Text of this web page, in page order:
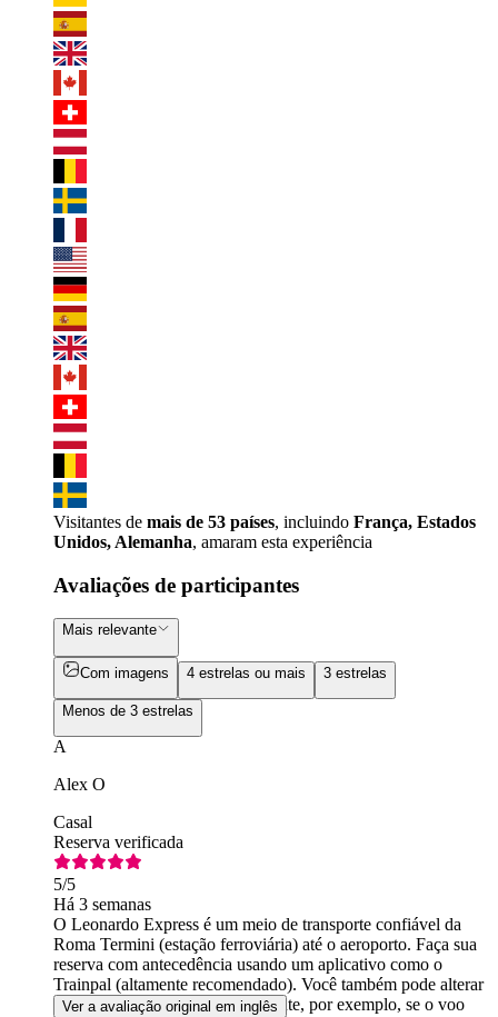
Visitantes de mais de 53 países, incluindo França, Estados
Unidos, Alemanha, amaram esta experiência
Avaliações de participantes
Mais relevante
Com imagens 4 estrelas ou mais 3 estrelas
Menos de 3 estrelas
A
Alex O
Casal
Reserva verificada
5/5
Há 3 semanas
O Leonardo Express é um meio de transporte confiável da
Roma Termini (estação ferroviária) até o aeroporto. Faça sua
reserva com antecedência usando um aplicativo como o
Trainpal (altamente recomendado). Você também pode alterar
o horário da reserva posteriormente, por exemplo, se o voo
Ver a avaliação original em inglês